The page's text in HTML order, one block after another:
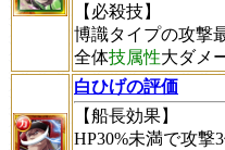
【必殺技】
博識タイプの攻撃
全体技属性大ダメ
白ひげの評価
【船長効果】
HP30%未満で攻撃